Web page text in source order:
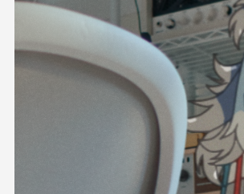
COLLABORATION
SUPPORT ADVERTISING
OFFICIAL SHOP